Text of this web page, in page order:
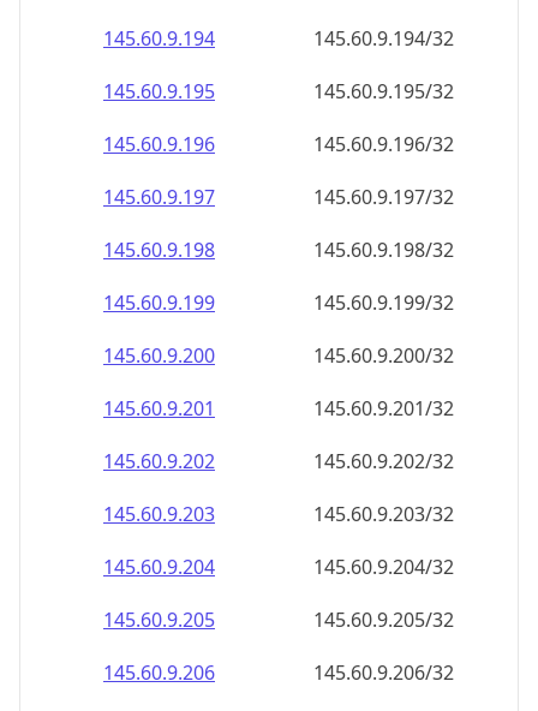
145.60.9.194
145.60.9.194/32
145.60.9.195
145.60.9.195/32
145.60.9.196
145.60.9.196/32
145.60.9.197
145.60.9.197/32
145.60.9.198
145.60.9.198/32
145.60.9.199
145.60.9.199/32
145.60.9.200
145.60.9.200/32
145.60.9.201
145.60.9.201/32
145.60.9.202
145.60.9.202/32
145.60.9.203
145.60.9.203/32
145.60.9.204
145.60.9.204/32
145.60.9.205
145.60.9.205/32
145.60.9.206
145.60.9.206/32